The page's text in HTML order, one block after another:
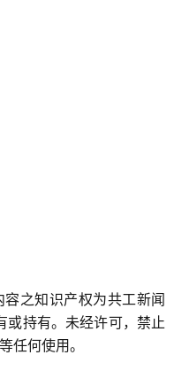
之知识产权为共工新闻
或持有。未经许可，禁止
任何使用。